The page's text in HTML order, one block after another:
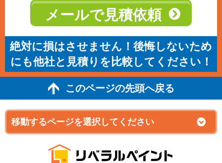
メールで見積依頼
絶対に損はさせません！後悔しないため
にも他社と見積りを比較してください！
このページの先頭へ戻る